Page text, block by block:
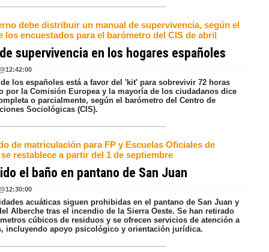
debe distribuir un manual de supervivencia, según el
los encuestados para el barómetro del CIS de abril
supervivencia en los hogares españoles
12:42:00
los españoles está a favor del 'kit' para sobrevivir 72 horas
por la Comisión Europea y la mayoría de los ciudadanos dice
o parcialmente, según el barómetro del Centro de
Sociológicas (CIS).
de matriculación para FP y Escuelas Oficiales de
restablece a partir del 1 de septiembre
el baño en pantano de San Juan
12:30:00
acuáticas siguen prohibidas en el pantano de San Juan y
Alberche tras el incendio de la Sierra Oeste. Se han retirado
cúbicos de residuos y se ofrecen servicios de atención a
incluyendo apoyo psicológico y orientación jurídica.